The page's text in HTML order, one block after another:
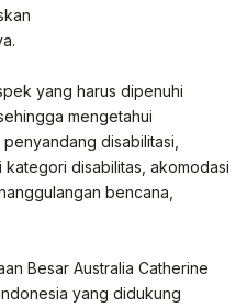
yang harus dipenuhi
mengetahui
disabilitasi,
disabilitas, akomodasi
bencana,
Besar Australia Catherine
yang didukung